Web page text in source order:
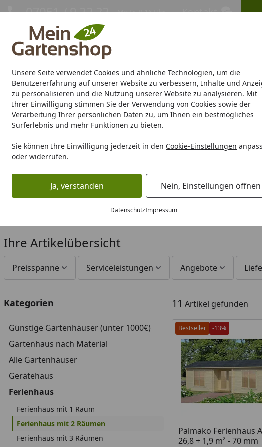
Unsere Seite verwendet Cookies und ähnliche Technologien, um die
Benutzererfahrung auf unserer Website zu verbessern, Inhalte und
zu personalisieren und die Nutzung unserer Website zu analysieren. Mit
Ihrer Einwilligung stimmen Sie der Verwendung von Cookies sowie der
Verarbeitung Ihrer persönlichen Daten zu, um Ihnen ein bestmögliches
Surferlebnis und mehr Funktionen zu bieten.
Sie können Ihre Einwilligung jederzeit in den Cookie-Einstellungen
oder widerrufen.
Ja, verstanden Nein, Einstellungen öffnen
DatenschutzImpressum
Eigene Montage-Teams
07051 / 9 22 22 Mo-Fr. 8-16 Uhr Kontakt
Gartenhaus Gerätehaus Gewächshaus Carport/Garage/Vordach
Marken Sale %
Karibu Pools inkl. gratis
Dein Traumpool im Sorglos-Paket:
Startseite
Gartenhaus Ferienhaus Ferienhaus mit 2 Räumen
Ferienhaus mit 2 Räumen
Ihre Artikelübersicht
Preisspanne Serviceleistungen Angebote
Kategorien
Günstige Gartenhäuser (unter 1000€)
Gartenhaus nach Material
Alle Gartenhäuser
Gerätehaus
Ferienhaus
Ferienhaus mit 1 Raum
Ferienhaus mit 2 Räumen
Ferienhaus mit 3 Räumen
11 Artikel gefunden
Bestseller -13%
Palmako Ferienhaus
26,8 + 1,9 m² - 70 mm